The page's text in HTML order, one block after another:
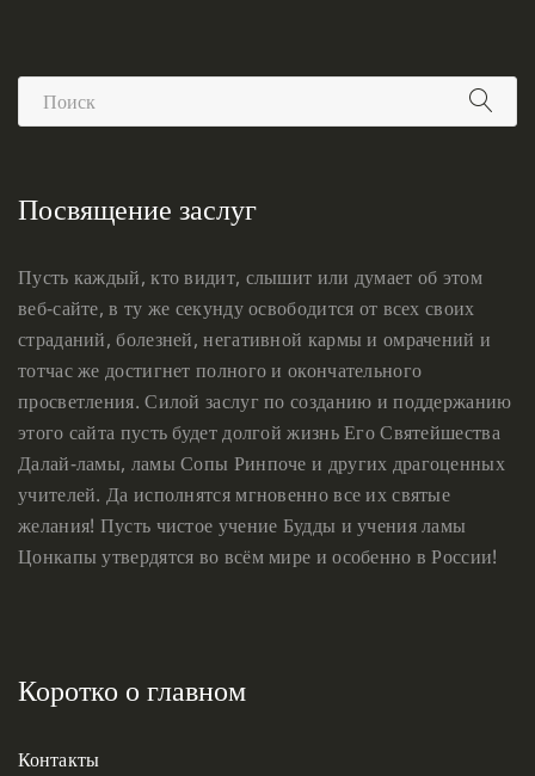
Посвящение заслуг
Пусть каждый, кто видит, слышит или думает об этом
веб-сайте, в ту же секунду освободится от всех своих
страданий, болезней, негативной кармы и омрачений и
тотчас же достигнет полного и окончательного
просветления. Силой заслуг по созданию и поддержанию
этого сайта пусть будет долгой жизнь Его Святейшества
Далай-ламы, ламы Сопы Ринпоче и других драгоценных
учителей. Да исполнятся мгновенно все их святые
желания! Пусть чистое учение Будды и учения ламы
Цонкапы утвердятся во всём мире и особенно в России!
Коротко о главном
Контакты